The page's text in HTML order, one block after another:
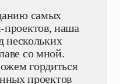
самых
проектов, наша
нескольких
со мной.
гордиться
проектов